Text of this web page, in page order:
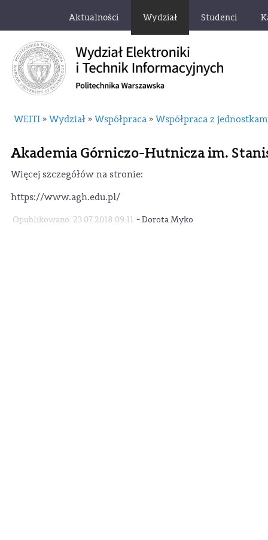
Aktualności Wydział Studenci
WEITI » Wydział » Współpraca » Współpraca z
Akademia Górniczo-Hutnicza im.
Więcej szczegółów na stronie:
https://www.agh.edu.pl/
Opublikowano: 23.07.2018 09:11 -Dorota Myko